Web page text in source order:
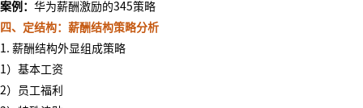
案例： 华为薪酬激励的345策略
四、定结构：薪酬结构策略分析
1. 薪酬结构外显组成策略
1）基本工资
2）员工福利